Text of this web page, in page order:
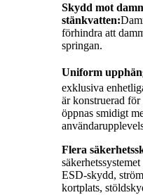
Skydd mot
stänkvatten:
förhindra att
springan.
Uniform
exklusiva
är konstruerad
öppnas smidigt
Flera
ESD-skydd,
kortplats,